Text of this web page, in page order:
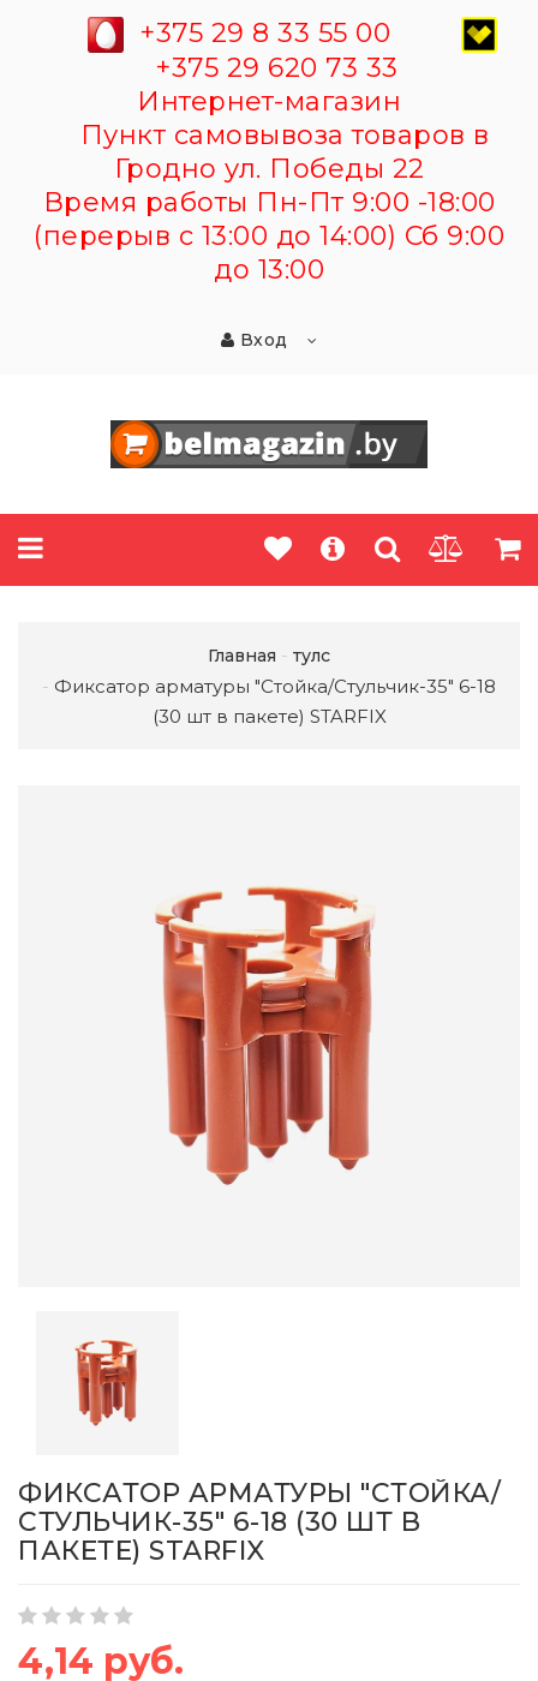
+375 29 8 33 55 00
+375 29 620 73 33
Интернет-магазин
Пункт самовывоза товаров в
Гродно ул. Победы 22
Время работы Пн-Пт 9:00 -18:00
(перерыв с 13:00 до 14:00) Сб 9:00
до 13:00
Вход
Главная тулс
Фиксатор арматуры "Стойка/Стульчик-35" 6-18
(30 шт в пакете) STARFIX
ФИКСАТОР АРМАТУРЫ "СТОЙКА/
СТУЛЬЧИК-35" 6-18 (30 ШТ В
ПАКЕТЕ) STARFIX
4,14 руб.